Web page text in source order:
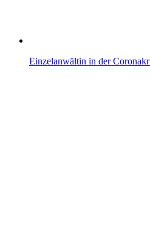
Einzelanwältin in der